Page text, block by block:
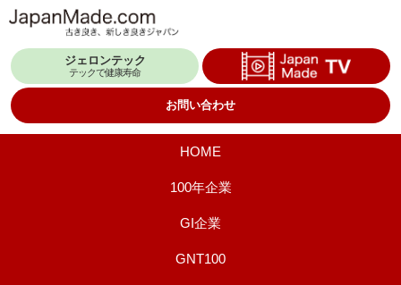
テ
ジェロンテック
テックで健康寿命
お問い合わせ
HOME
100年企業
GI企業
GNT100